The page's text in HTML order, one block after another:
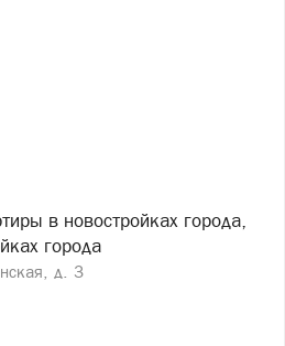
в новостройках города,
города
д. 3